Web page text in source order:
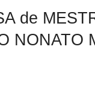
de
NONATO